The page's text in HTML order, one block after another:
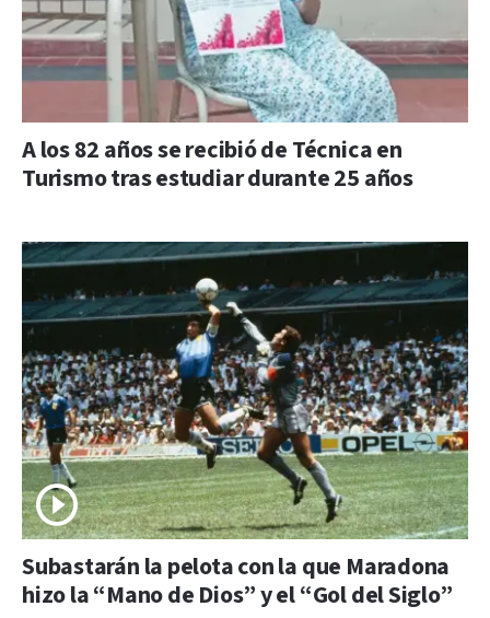
A los 82 años se recibió de Técnica en
Turismo tras estudiar durante 25 años
Subastarán la pelota con la que Maradona
hizo la “Mano de Dios” y el “Gol del Siglo”